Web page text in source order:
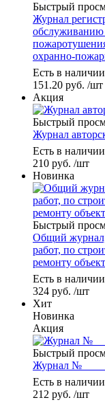
Быстрый
Журнал
обслуживанию
охранно-
Есть в наличии
151.20 руб. /шт
Акция
Быстрый
Журнал
Есть в наличии
210 руб. /шт
Новинка
Быстрый
Общий журнал,
работ, по
ремонту
Есть в наличии
324 руб. /шт
Хит
Новинка
Акция
Быстрый
Журнал №
Есть в наличии
212 руб. /шт